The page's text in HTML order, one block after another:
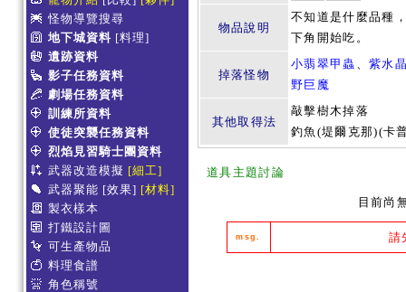
怪物導覽搜尋
地下城資料 [料理]
遺跡資料
影子任務資料
劇場任務資料
訓練所資料
使徒突襲任務資料
烈焰見習騎士團資料
武器改造模擬 [細工]
武器聚能 [效果] [材料]
製衣樣本
打鐵設計圖
可生產物品
料理食譜
角色稱號
物品說明
不知道是什麼品種
下角開始吃。
掉落怪物
小翡翠甲蟲 、紫水
野巨魔
其他取得法
敲擊樹木掉落
釣魚(堤爾克那)(卡
道具主題討論
目前尚
msg. 請